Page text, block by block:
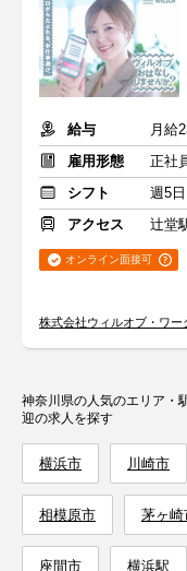
給与
雇用形態
正社
シフト
週5
アクセス
辻堂
オンライン面接可
株式会社ウィルオブ・ワー
神奈川県の人気のエリア・
迎の求人を探す
横浜市 川崎市
相模原市 茅ヶ崎
座間市 横浜駅